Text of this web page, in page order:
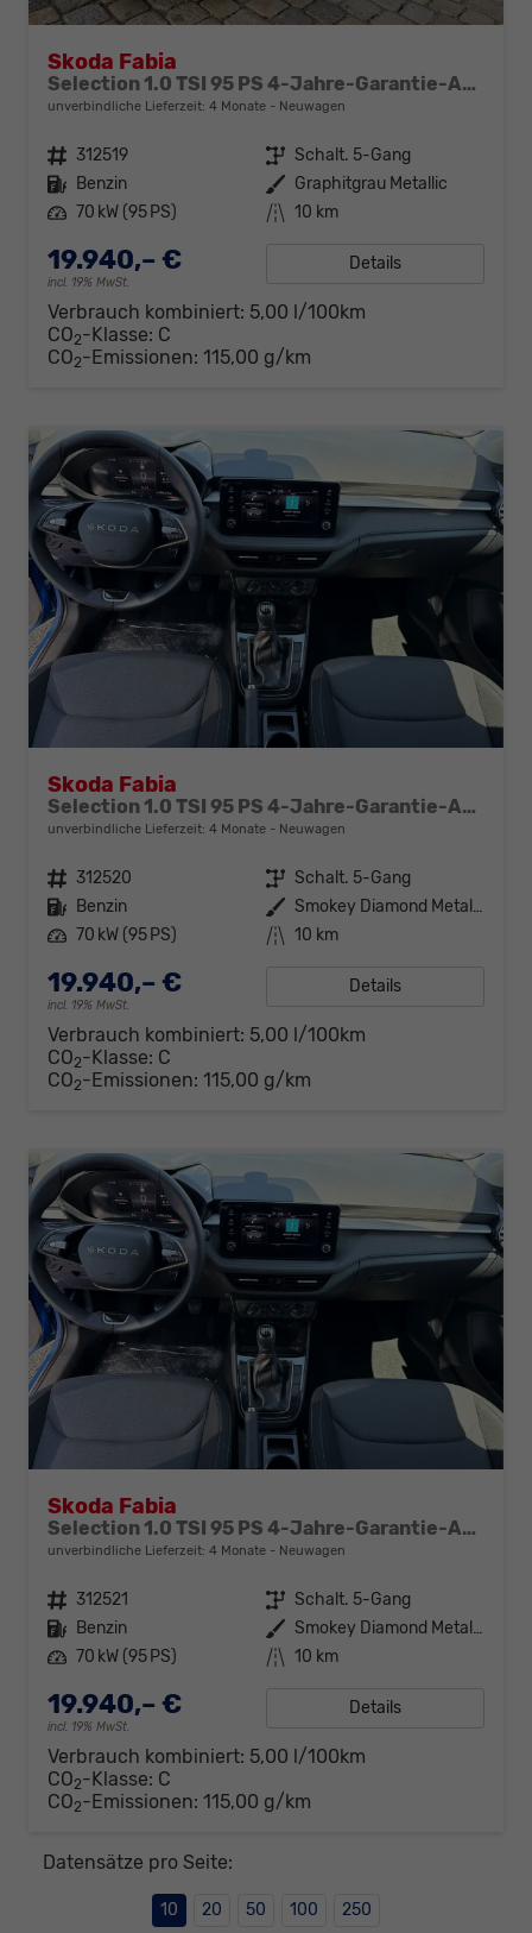
Skoda Fabia
Selection 1.0 TSI 95 PS 4-Jahre-Garantie-AppleCarPlay-AndroidAuto-LED-PDC-Sitzheizung-DAB-Klima
unverbindliche Lieferzeit: 4 Monate Neuwagen
Fahrzeugnr. 312519 Getriebe Schalt. 5-Gang
Kraftstoff Benzin Außenfarbe Graphitgrau Metallic
Leistung 70 kW (95 PS) Kilometerstand 10 km
19.940,– €
incl. 19% MwSt.
Details
Verbrauch kombiniert: 5,00 l/100km
CO2-Klasse: C
CO2-Emissionen: 115,00 g/km
Skoda Fabia
Selection 1.0 TSI 95 PS 4-Jahre-Garantie-AppleCarPlay-AndroidAuto-LED-PDC-Sitzheizung-DAB-Klima
unverbindliche Lieferzeit: 4 Monate Neuwagen
Fahrzeugnr. 312520 Getriebe Schalt. 5-Gang
Kraftstoff Benzin Außenfarbe
Smokey Diamond Metallic
Leistung 70 kW (95 PS) Kilometerstand 10 km
19.940,– €
incl. 19% MwSt.
Details
Verbrauch kombiniert: 5,00 l/100km
CO2-Klasse: C
CO2-Emissionen: 115,00 g/km
Skoda Fabia
Selection 1.0 TSI 95 PS 4-Jahre-Garantie-AppleCarPlay-AndroidAuto-LED-PDC-Sitzheizung-DAB-Klima
unverbindliche Lieferzeit: 4 Monate Neuwagen
Fahrzeugnr. 312521 Getriebe Schalt. 5-Gang
Kraftstoff Benzin Außenfarbe
Smokey Diamond Metallic
Leistung 70 kW (95 PS) Kilometerstand 10 km
19.940,– €
incl. 19% MwSt.
Details
Verbrauch kombiniert: 5,00 l/100km
CO2-Klasse: C
CO2-Emissionen: 115,00 g/km
Datensätze pro Seite:
10 20 50 100 250